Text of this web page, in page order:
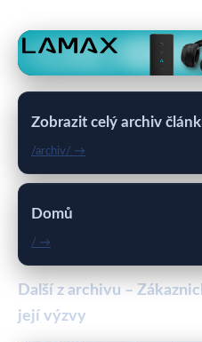
Zobrazit celý archiv
/archiv/ →
Domů
/ →
Další z archivu –
její výzvy